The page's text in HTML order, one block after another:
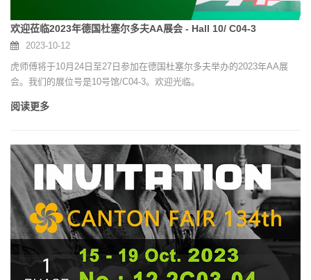
欢迎莅临2023年德国杜塞尔多夫AA展会 - Hall 10/ C04-3
2023-10-12
虎师傅将于10月24日至27日参加在德国杜塞尔多夫举办的2023年AA展
会。我们的展位号是10号馆/C04-3。欢迎光临。
阅读更多